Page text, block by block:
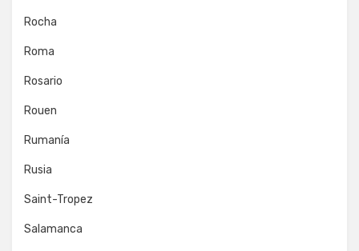
Rocha
Roma
Rosario
Rouen
Rumanía
Rusia
Saint-Tropez
Salamanca